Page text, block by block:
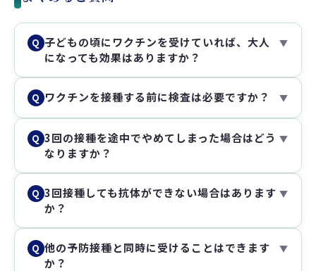
Q 子どもの頃にワクチンを受けていれば、大人
になっても効果はありますか？
▼
Q ワクチンを接種する前に検査は必要ですか？ ▼
Q 3回の接種を途中でやめてしまった場合はどう
なりますか？
▼
Q 3回接種しても抗体ができない場合はあります
か？
▼
Q 他の予防接種と同時に受けることはできます
か？
▼